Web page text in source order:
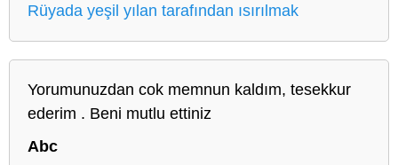
Rüyada yeşil yılan tarafından ısırılmak
Yorumunuzdan cok memnun kaldım, tesekkur
ederim . Beni mutlu ettiniz
Abc